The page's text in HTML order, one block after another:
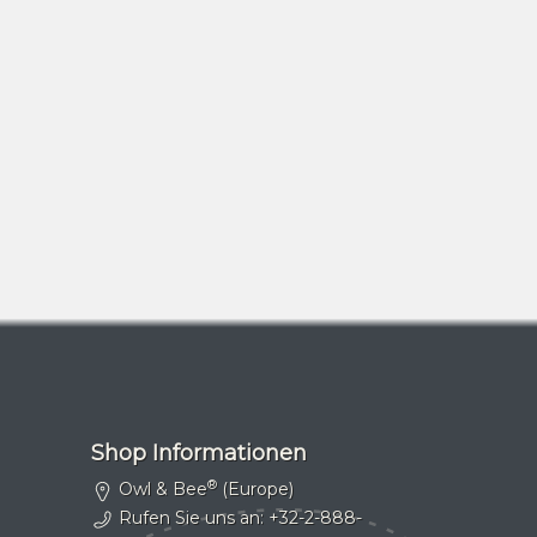
Shop Informationen
Owl & Bee®(Europe)
Rufen Sie uns an: +32-2-888-